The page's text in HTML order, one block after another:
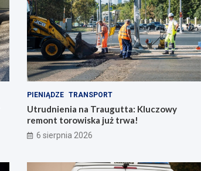
PIENIĄDZE TRANSPORT
Utrudnienia na Traugutta: Kluczowy
remont torowiska już trwa!
6 sierpnia 2026